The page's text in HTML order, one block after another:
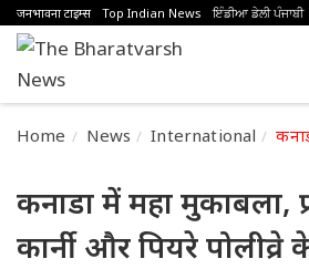
जनभावना टाइम्स Top Indian News ਇੰਡੀਆ ਡੇਲੀ ਪੰਜਾਬੀ
Home News International
कनाडा में महा मुकाबला,
कार्नी और पियरे